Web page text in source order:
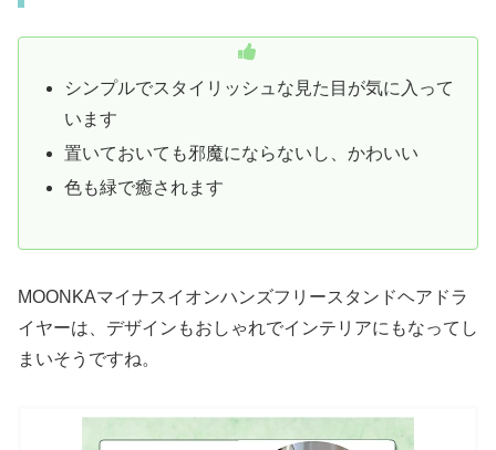
シンプルでスタイリッシュな見た目が気に入って
います
置いておいても邪魔にならないし、かわいい
色も緑で癒されます
MOONKAマイナスイオンハンズフリースタンドヘアドラ
イヤーは、デザインもおしゃれでインテリアにもなってし
まいそうですね。